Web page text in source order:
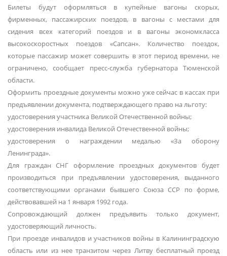
Билеты будут оформляться в купейные вагоны скорых,
фирменных, пассажирских поездов, в вагоны с местами для
сидения всех категорий поездов и в вагоны экономкласса
высокоскоростных поездов «Сапсан». Количество поездок,
которые пассажир может совершить в этот период времени, не
ограничено, сообщает пресс-служба губернатора Тюменской
области.
Оформить проездные документы можно уже сейчас в кассах при
предъявлении документа, подтверждающего право на льготу:
удостоверения участника Великой Отечественной войны;
удостоверения инвалида Великой Отечественной войны;
удостоверения о награждении медалью «За оборону
Ленинграда».
Для граждан СНГ оформление проездных документов будет
производиться при предъявлении удостоверения, выданного
соответствующими органами бывшего Союза ССР по форме,
действовавшей на 1 января 1992 года.
Сопровождающий должен предъявить только документ,
удостоверяющий личность.
При проезде инвалидов и участников войны в Калининградскую
область или из нее транзитом через Литву бесплатный проезд